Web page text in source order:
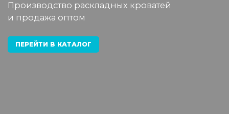
Производство раскладных кроватей
и продажа оптом
ПЕРЕЙТИ В КАТАЛОГ